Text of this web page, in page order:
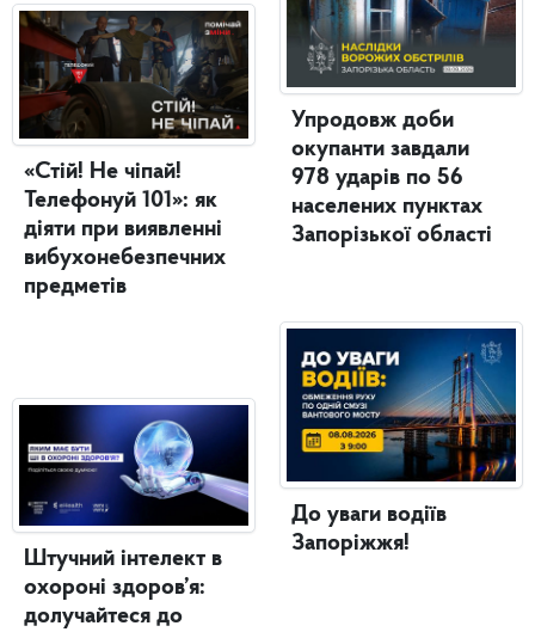
«Стій! Не чіпай!
Телефонуй 101»: як
діяти при виявленні
вибухонебезпечних
предметів
Штучний інтелект в
охороні здоров’я:
долучайтеся до
Упродовж доби
окупанти завдали
978 ударів по 56
населених пунктах
Запорізької області
До уваги водіїв
Запоріжжя!